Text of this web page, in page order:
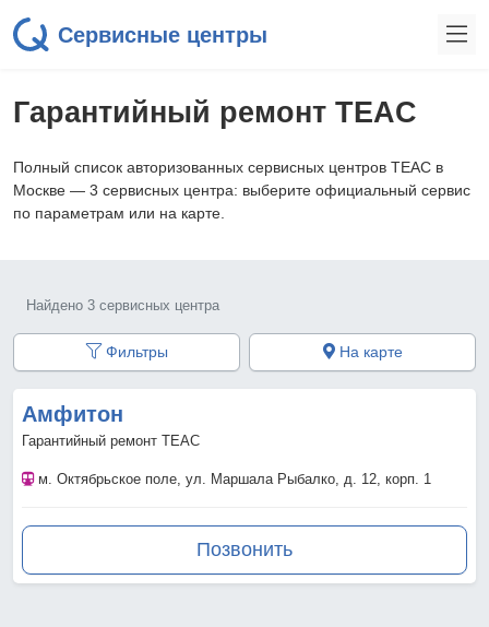
Сервисные центры
Гарантийный ремонт TEAC
Полный список авторизованных сервисных центров TEAC в
Москве — 3 сервисных центра: выберите официальный сервис
по параметрам или на карте.
Найдено 3 сервисных центра
Фильтры На карте
Амфитон
Гарантийный ремонт TEAC
м. Октябрьское поле, ул. Маршала Рыбалко, д. 12, корп. 1
Позвонить